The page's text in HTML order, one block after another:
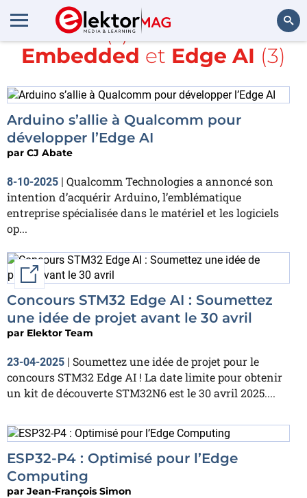
Rechercher
Article(s) avec la balise
Embedded et Edge AI (3)
Arduino s’allie à Qualcomm pour
développer l’Edge AI
par CJ Abate
8-10-2025 | Qualcomm Technologies a annoncé son
intention d’acquérir Arduino, l’emblématique
entreprise spécialisée dans le matériel et les logiciels
op...
External link
Concours STM32 Edge AI : Soumettez
une idée de projet avant le 30 avril
par Elektor Team
23-04-2025 | Soumettez une idée de projet pour le
concours STM32 Edge AI ! La date limite pour obtenir
un kit de découverte STM32N6 est le 30 avril 2025....
ESP32-P4 : Optimisé pour l’Edge
Computing
par Jean-François Simon